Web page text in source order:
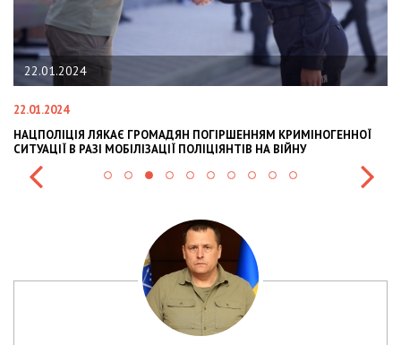
22.01.2024
22.01.2024
НАЦПОЛІЦІЯ ЛЯКАЄ ГРОМАДЯН ПОГІРШЕННЯМ КРИМІНОГЕННОЇ
СИТУАЦІЇ В РАЗІ МОБІЛІЗАЦІЇ ПОЛІЦІЯНТІВ НА ВІЙНУ